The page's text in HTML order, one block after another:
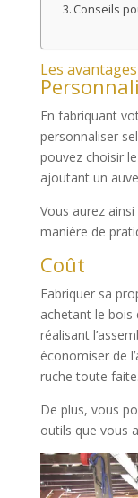
Conseils
Les
En fabriquant
personnaliser
pouvez choisir
ajoutant un
Vous aurez
manière de
Coût
Fabriquer sa
achetant le bois
réalisant
économiser de
ruche toute faite.
De plus, vous
outils que vous